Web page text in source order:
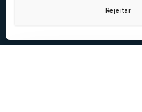
Rejeitar